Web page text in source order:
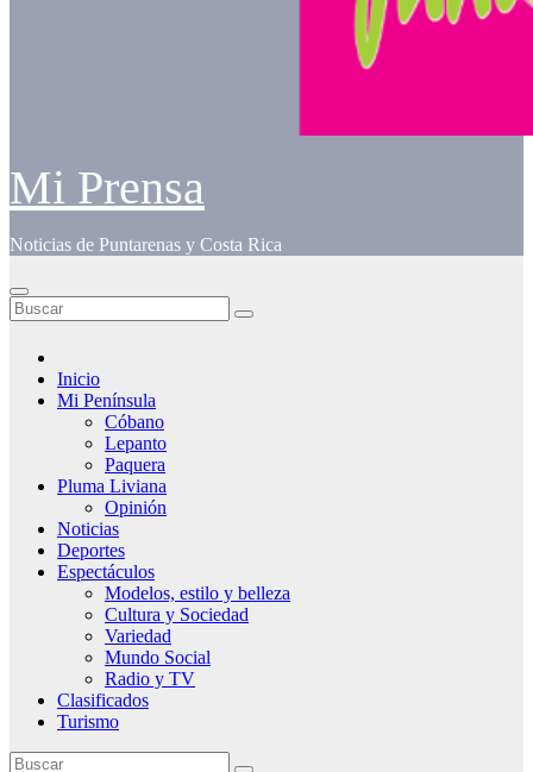
Mi Prensa
Noticias de Puntarenas y Costa Rica
Inicio
Mi Península
Cóbano
Lepanto
Paquera
Pluma Liviana
Opinión
Noticias
Deportes
Espectáculos
Modelos, estilo y belleza
Cultura y Sociedad
Variedad
Mundo Social
Radio y TV
Clasificados
Turismo